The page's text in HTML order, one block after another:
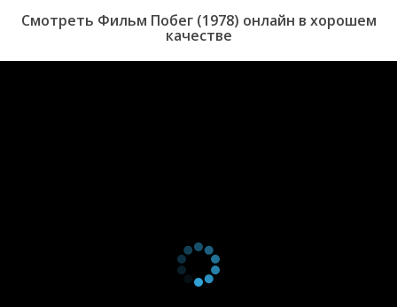
Смотреть Фильм Побег (1978) онлайн в хорошем
качестве